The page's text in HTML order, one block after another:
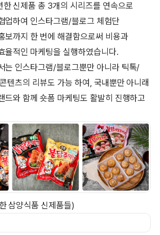
한 신제품 총 3개의 시리즈를 연속으로
업하여 인스타그램/블로그 체험단
보까지 한 번에 해결함으로써 비용과
율적인 마케팅을 실행하였습니다.
는 인스타그램/블로그뿐만 아니라 틱톡/
텐츠의 리뷰도 가능 하여, 국내뿐만 아니래
드와 함께 숏폼 마케팅도 활발히 진행하고
삼양식품 신제품들)